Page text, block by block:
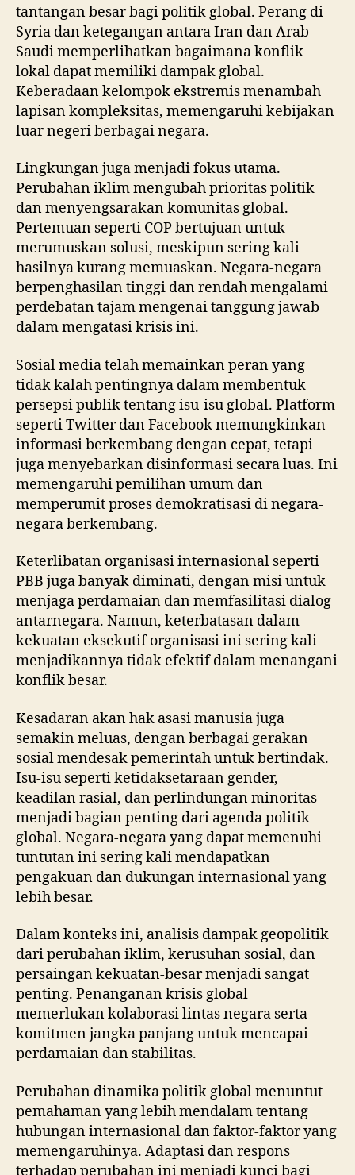
tantangan besar bagi politik global. Perang di
Syria dan ketegangan antara Iran dan Arab
Saudi memperlihatkan bagaimana konflik
lokal dapat memiliki dampak global.
Keberadaan kelompok ekstremis menambah
lapisan kompleksitas, memengaruhi kebijakan
luar negeri berbagai negara.
Lingkungan juga menjadi fokus utama.
Perubahan iklim mengubah prioritas politik
dan menyengsarakan komunitas global.
Pertemuan seperti COP bertujuan untuk
merumuskan solusi, meskipun sering kali
hasilnya kurang memuaskan. Negara-negara
berpenghasilan tinggi dan rendah mengalami
perdebatan tajam mengenai tanggung jawab
dalam mengatasi krisis ini.
Sosial media telah memainkan peran yang
tidak kalah pentingnya dalam membentuk
persepsi publik tentang isu-isu global. Platform
seperti Twitter dan Facebook memungkinkan
informasi berkembang dengan cepat, tetapi
juga menyebarkan disinformasi secara luas. Ini
memengaruhi pemilihan umum dan
memperumit proses demokratisasi di negara-
negara berkembang.
Keterlibatan organisasi internasional seperti
PBB juga banyak diminati, dengan misi untuk
menjaga perdamaian dan memfasilitasi dialog
antarnegara. Namun, keterbatasan dalam
kekuatan eksekutif organisasi ini sering kali
menjadikannya tidak efektif dalam menangani
konflik besar.
Kesadaran akan hak asasi manusia juga
semakin meluas, dengan berbagai gerakan
sosial mendesak pemerintah untuk bertindak.
Isu-isu seperti ketidaksetaraan gender,
keadilan rasial, dan perlindungan minoritas
menjadi bagian penting dari agenda politik
global. Negara-negara yang dapat memenuhi
tuntutan ini sering kali mendapatkan
pengakuan dan dukungan internasional yang
lebih besar.
Dalam konteks ini, analisis dampak geopolitik
dari perubahan iklim, kerusuhan sosial, dan
persaingan kekuatan-besar menjadi sangat
penting. Penanganan krisis global
memerlukan kolaborasi lintas negara serta
komitmen jangka panjang untuk mencapai
perdamaian dan stabilitas.
Perubahan dinamika politik global menuntut
pemahaman yang lebih mendalam tentang
hubungan internasional dan faktor-faktor yang
memengaruhinya. Adaptasi dan respons
terhadap perubahan ini menjadi kunci bagi